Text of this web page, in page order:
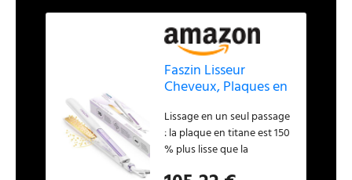
Faszin Lisseur
Cheveux, Plaques en
Lissage en un seul passage
: la plaque en titane est 150
% plus lisse que la